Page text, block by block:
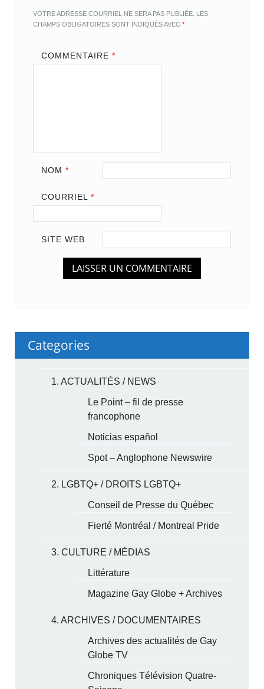
VOTRE ADRESSE COURRIEL NE SERA PAS PUBLIÉE. LES
CHAMPS OBLIGATOIRES SONT INDIQUÉS AVEC*
COMMENTAIRE *
NOM *
COURRIEL *
SITE WEB
Categories
1. ACTUALITÉS / NEWS
Le Point – fil de presse
francophone
Noticias español
Spot – Anglophone Newswire
2. LGBTQ+ / DROITS LGBTQ+
Conseil de Presse du Québec
Fierté Montréal / Montreal Pride
3. CULTURE / MÉDIAS
Littérature
Magazine Gay Globe + Archives
4. ARCHIVES / DOCUMENTAIRES
Archives des actualités de Gay
Globe TV
Chroniques Télévision Quatre-